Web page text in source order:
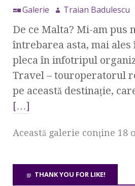
Galerie Traian Badulescu
De ce Malta? Mi-am pus
întrebarea asta, mai ales
pleca în infotripul
Travel – touroperatorul
pe această destinaţie,
[…]
Această galerie conţine 18
THANK YOU FOR LIKE!